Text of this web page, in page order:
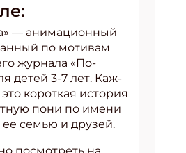
— ани­маци­он­ный
по мо­тивам
жур­на­ла «По­
де­тей 3-7 лет. Каж­
ко­рот­кая ис­то­рия
по­ни по име­ни
семью и дру­зей.